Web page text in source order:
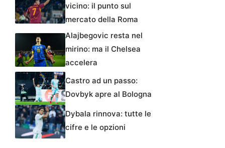
vicino: il punto sul
mercato della Roma
Alajbegovic resta nel
mirino: ma il Chelsea
accelera
Castro ad un passo:
Dovbyk apre al Bologna
Dybala rinnova: tutte le
cifre e le opzioni